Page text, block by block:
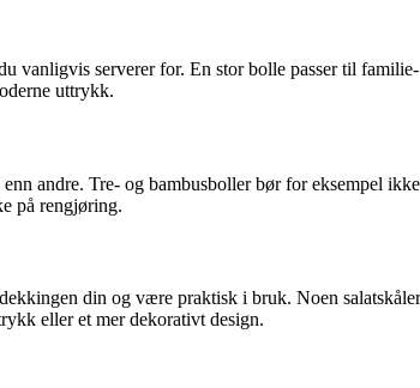
vanligvis serverer for. En stor bolle passer til
uttrykk.
andre. Tre- og bambusboller bør for eksempel
på rengjøring.
din og være praktisk i bruk. Noen
eller et mer dekorativt design.